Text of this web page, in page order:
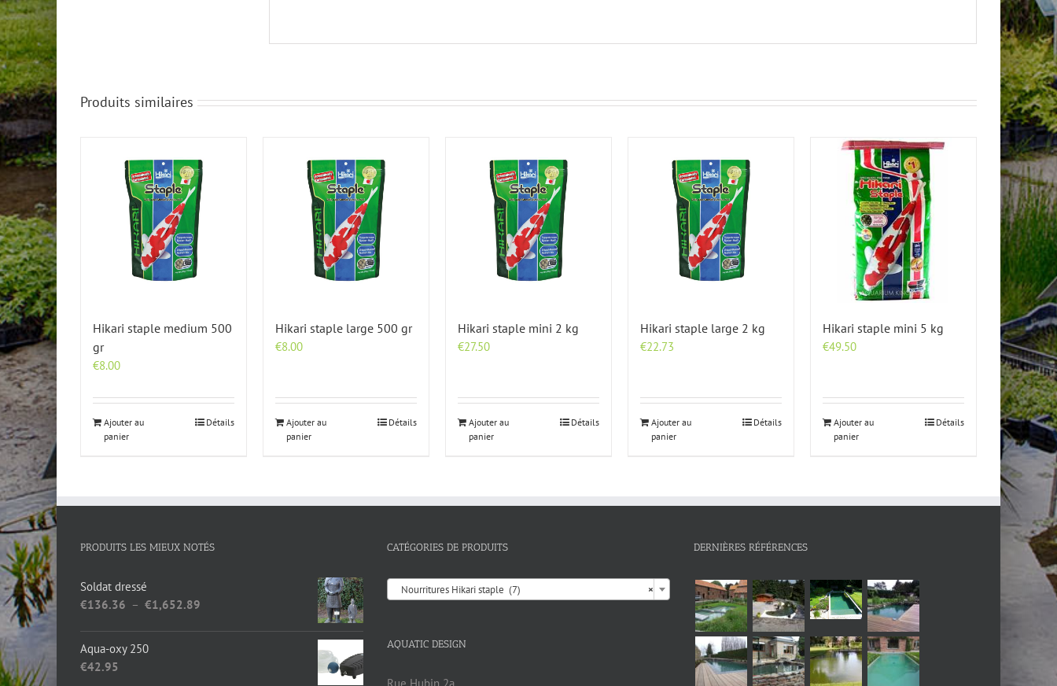
Produits similaires
Hikari staple medium 500
gr
€8.00
Ajouter au
panier
Détails
Hikari staple large 500 gr
€8.00
Ajouter au
panier
Détails
Hikari staple mini 2 kg
€27.50
Ajouter au
panier
Détails
Hikari staple large 2 kg
€22.73
Ajouter au
panier
Détails
Hikari staple mini 5 kg
€49.50
Ajouter au
panier
Détails
PRODUITS LES MIEUX NOTÉS
Soldat dressé
€136.36 – €1,652.89
Aqua-oxy 250
€42.95
CATÉGORIES DE PRODUITS
×
Nourritures Hikari staple (7)
AQUATIC DESIGN
DERNIÈRES RÉFÉRENCES